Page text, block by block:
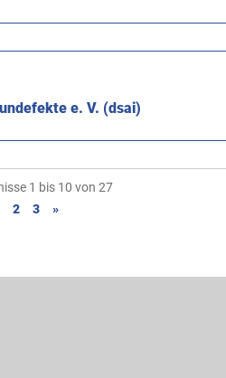
e. V. (dsai)
1 bis 10 von 27
2 3 »